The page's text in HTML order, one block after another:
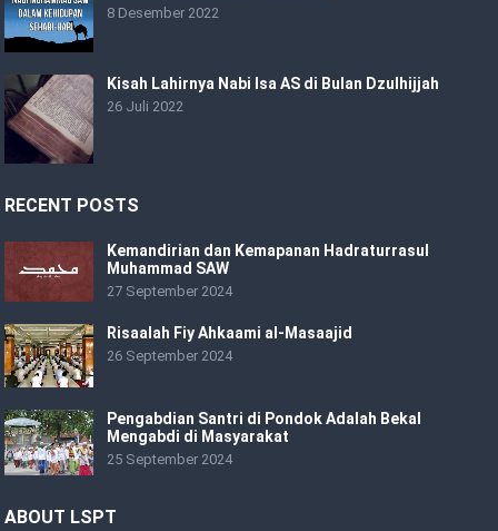
8 Desember 2022
Kisah Lahirnya Nabi Isa AS di Bulan Dzulhijjah
26 Juli 2022
RECENT POSTS
Kemandirian dan Kemapanan Hadraturrasul
Muhammad SAW
27 September 2024
Risaalah Fiy Ahkaami al-Masaajid
26 September 2024
Pengabdian Santri di Pondok Adalah Bekal
Mengabdi di Masyarakat
25 September 2024
ABOUT LSPT